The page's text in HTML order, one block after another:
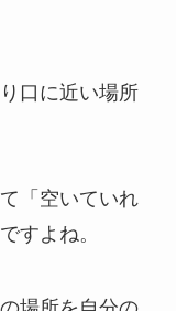
口に近い場所
「空いていれ
すよね。